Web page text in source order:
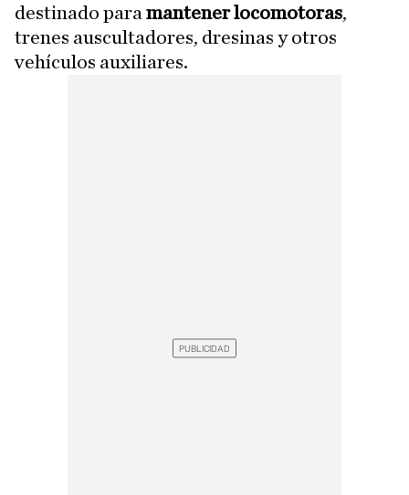
destinado para mantener locomotoras,
trenes auscultadores, dresinas y otros
vehículos auxiliares.